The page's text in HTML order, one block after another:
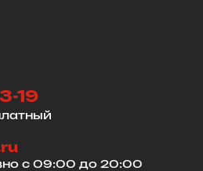
19
с 09:00 до 20:00